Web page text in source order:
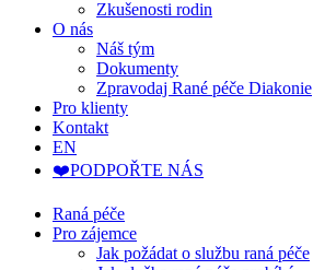
Zkušenosti rodin
O nás
Náš tým
Dokumenty
Zpravodaj Rané péče Diakonie
Pro klienty
Kontakt
EN
❤️PODPOŘTE NÁS
Raná péče
Pro zájemce
Jak požádat o službu raná péče